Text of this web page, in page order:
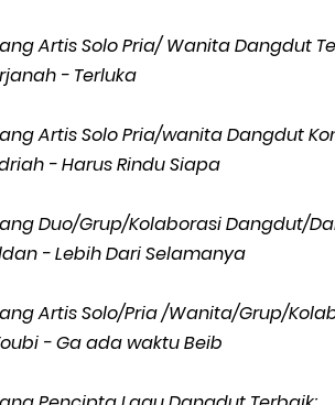
Artis Solo Pria/ Wanita Dangdut
- Terluka
Artis Solo Pria/wanita Dangdut
- Harus Rindu Siapa
Duo/Grup/Kolaborasi Dangdut/
- Lebih Dari Selamanya
Artis Solo/Pria /Wanita/Grup/
- Ga ada waktu Beib